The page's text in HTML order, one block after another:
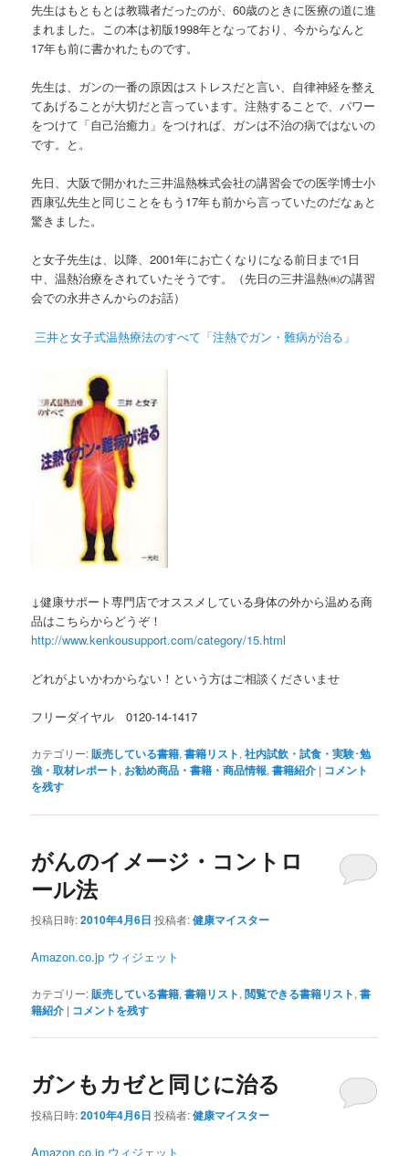
先生はもともとは教職者だったのが、60歳のときに医療の道に進
まれました。この本は初版1998年となっており、今からなんと
17年も前に書かれたものです。
先生は、ガンの一番の原因はストレスだと言い、自律神経を整え
てあげることが大切だと言っています。注熱することで、パワー
をつけて「自己治癒力」をつければ、ガンは不治の病ではないの
です。と。
先日、大阪で開かれた三井温熱株式会社の講習会での医学博士小
西康弘先生と同じことをもう17年も前から言っていたのだなぁと
驚きました。
と女子先生は、以降、2001年にお亡くなりになる前日まで1日
中、温熱治療をされていたそうです。（先日の三井温熱㈱の講習
会での永井さんからのお話）
三井と女子式温熱療法のすべて「注熱でガン・難病が治る」
↓健康サポート専門店でオススメしている身体の外から温める商
品はこちらからどうぞ！
http://www.kenkousupport.com/category/15.html
どれがよいかわからない！という方はご相談くださいませ
フリーダイヤル 0120-14-1417
カテゴリー:販売している書籍,書籍リスト,社内試飲・試食・実験･勉
強・取材レポート, お勧め商品・書籍・商品情報,書籍紹介 | コメント
を残す
がんのイメージ・コントロ
ール法
投稿日時:2010年4月6日 投稿者:健康マイスター
Amazon.co.jp ウィジェット
カテゴリー:販売している書籍,書籍リスト,閲覧できる書籍リスト,書
籍紹介 | コメントを残す
ガンもカゼと同じに治る
投稿日時:2010年4月6日 投稿者:健康マイスター
Amazon.co.jp ウィジェット